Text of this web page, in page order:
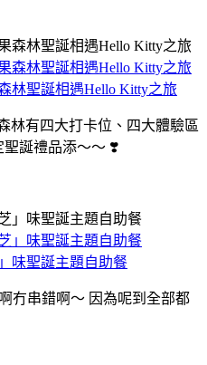
林聖誕相遇Hello Kitty之旅
林有四大打卡位、四大體驗區
誕禮品添～～ ❣️
味聖誕主題自助餐
啊冇串錯啊～ 因為呢到全部都